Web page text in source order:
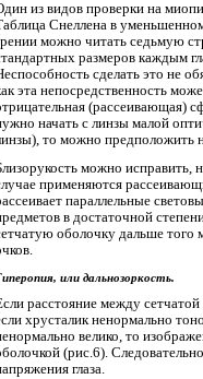
из видов проверки на
Снеллена в
можно читать седьмую
размеров каждым
сделать это не
эта непосредственность
(рассеивающая)
начать с линзы малой
то можно предположить
можно исправить,
применяются
параллельные
в достаточной
оболочку дальше того
или дальнозоркость.
расстояние между
хрусталик ненормально
велико, то
(рис.6).
глаза.